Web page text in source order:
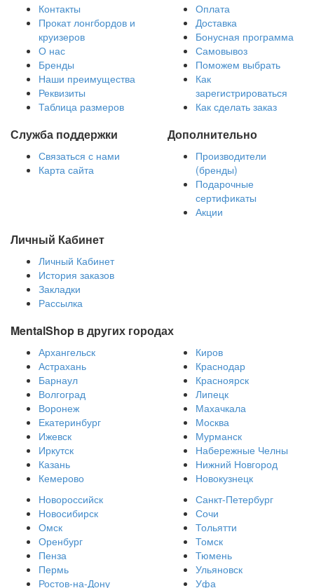
Контакты
Прокат лонгбордов и
круизеров
О нас
Бренды
Наши преимущества
Реквизиты
Таблица размеров
Оплата
Доставка
Бонусная программа
Самовывоз
Поможем выбрать
Как
зарегистрироваться
Как сделать заказ
Служба поддержки
Связаться с нами
Карта сайта
Дополнительно
Производители
(бренды)
Подарочные
сертификаты
Акции
Личный Кабинет
Личный Кабинет
История заказов
Закладки
Рассылка
MentalShop в других городах
Архангельск
Астрахань
Барнаул
Волгоград
Воронеж
Екатеринбург
Ижевск
Иркутск
Казань
Кемерово
Киров
Краснодар
Красноярск
Липецк
Махачкала
Москва
Мурманск
Набережные Челны
Нижний Новгород
Новокузнецк
Новороссийск
Новосибирск
Омск
Оренбург
Пенза
Пермь
Ростов-на-Дону
Санкт-Петербург
Сочи
Тольятти
Томск
Тюмень
Ульяновск
Уфа